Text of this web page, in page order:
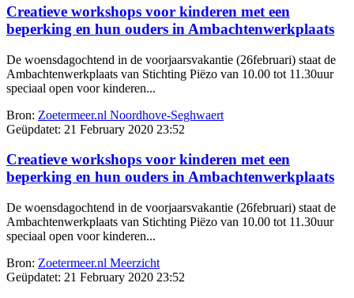
Creatieve workshops voor kinderen met een
beperking en hun ouders in Ambachtenwerkplaats
De woensdagochtend in de voorjaarsvakantie (26februari) staat de
Ambachtenwerkplaats van Stichting Piëzo van 10.00 tot 11.30uur
speciaal open voor kinderen...
Bron: Zoetermeer.nl Noordhove-Seghwaert
Geüpdatet: 21 February 2020 23:52
Creatieve workshops voor kinderen met een
beperking en hun ouders in Ambachtenwerkplaats
De woensdagochtend in de voorjaarsvakantie (26februari) staat de
Ambachtenwerkplaats van Stichting Piëzo van 10.00 tot 11.30uur
speciaal open voor kinderen...
Bron: Zoetermeer.nl Meerzicht
Geüpdatet: 21 February 2020 23:52